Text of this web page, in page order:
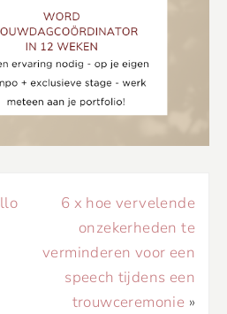
6 x hoe vervelende
onzekerheden te
verminderen voor een
speech tijdens een
trouwceremonie »